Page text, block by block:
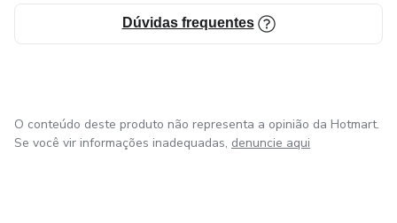
Dúvidas frequentes
O conteúdo deste produto não representa a opinião da Hotmart.
Se você vir informações inadequadas, denuncie aqui